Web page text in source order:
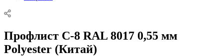
Профлист C-8 RAL 8017 0,55 мм
Polyester (Китай)